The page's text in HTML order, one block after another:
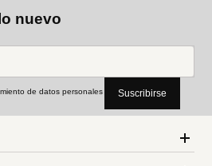
nuevo
de datos personales Suscribirse